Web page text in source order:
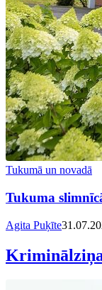
Tukumā un novadā
Tukuma
Agita Puķīte